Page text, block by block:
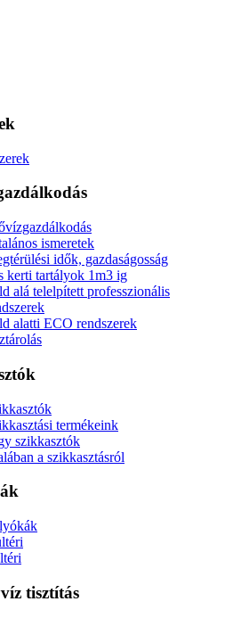
ismeretek
idők, gazdaságosság
kerti tartályok 1m3 ig
alá telelpített professzionális
alatti ECO rendszerek
termékeink
szikkasztók
a szikkasztásról
tisztítás